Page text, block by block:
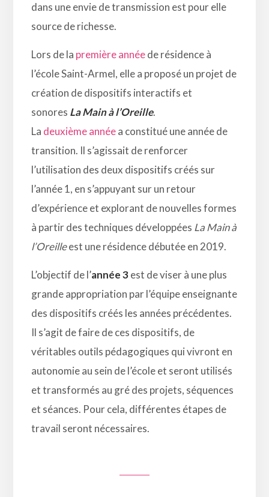
dans une envie de transmission est pour elle
source de richesse.
Lors de la première annéede résidence à
l’école Saint-Armel, elle a proposé un projet de
création de dispositifs interactifs et
sonores La Main à l’Oreille.
La deuxième annéea constitué une année de
transition. Il s’agissait de renforcer
l’utilisation des deux dispositifs créés sur
l’année 1, en s’appuyant sur un retour
d’expérience et explorant de nouvelles formes
à partir des techniques développées La Main à
l’Oreilleest une résidence débutée en 2019.
L’objectif de l’année 3est de viser à une plus
grande appropriation par l’équipe enseignante
des dispositifs créés les années précédentes.
Il s’agit de faire de ces dispositifs, de
véritables outils pédagogiques qui vivront en
autonomie au sein de l’école et seront utilisés
et transformés au gré des projets, séquences
et séances. Pour cela, différentes étapes de
travail seront nécessaires.